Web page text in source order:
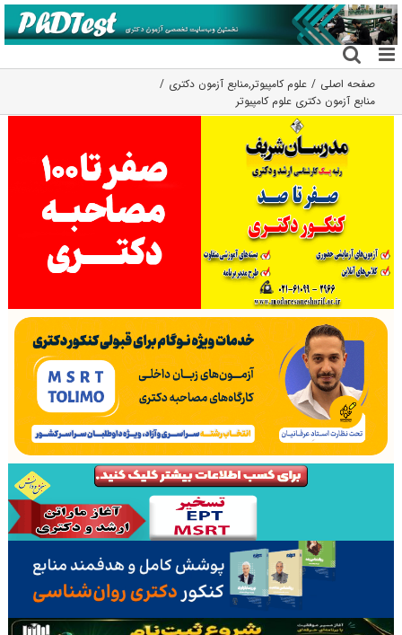
رفتن
به
محتوا
صفحه اصلی علوم کامپیوتر,منابع آزمون دکتری
منابع آزمون دکتری علوم کامپیوتر